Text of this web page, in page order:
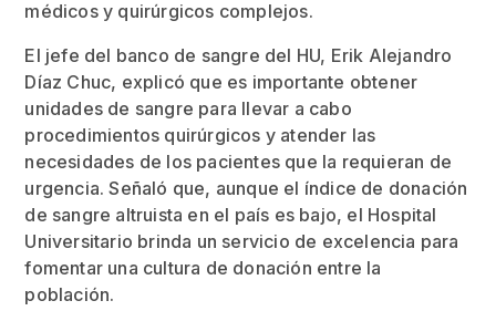
médicos y quirúrgicos complejos.
El jefe del banco de sangre del HU, Erik Alejandro
Díaz Chuc, explicó que es importante obtener
unidades de sangre para llevar a cabo
procedimientos quirúrgicos y atender las
necesidades de los pacientes que la requieran de
urgencia. Señaló que, aunque el índice de donación
de sangre altruista en el país es bajo, el Hospital
Universitario brinda un servicio de excelencia para
fomentar una cultura de donación entre la
población.